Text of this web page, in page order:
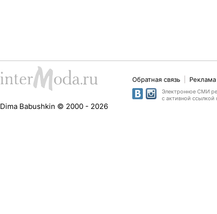
Dima Babushkin © 2000 - 2026
Обратная связь
Электронное СМИ
с активной ссылкой